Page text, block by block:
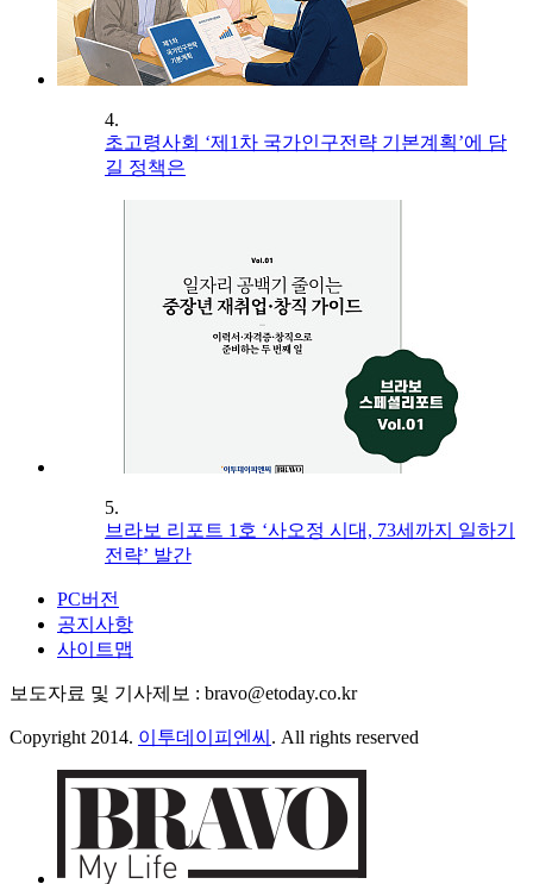
4.
초고령사회 ‘제1차 국가인구전략 기본계획’에 담
길 정책은
5.
브라보 리포트 1호 ‘사오정 시대, 73세까지 일하기
전략’ 발간
PC버전
공지사항
사이트맵
보도자료 및 기사제보 : bravo@etoday.co.kr
Copyright 2014. 이투데이피엔씨 . All rights reserved